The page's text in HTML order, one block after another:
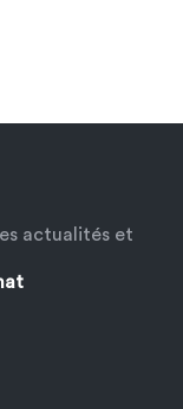
actualités et